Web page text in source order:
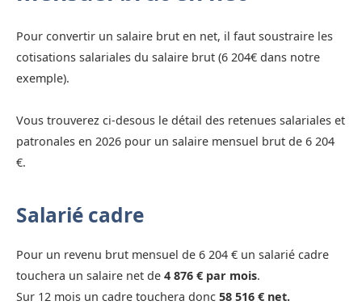
Pour convertir un salaire brut en net, il faut soustraire les
cotisations salariales du salaire brut (6 204€ dans notre
exemple).
Vous trouverez ci-desous le détail des retenues salariales et
patronales en 2026 pour un salaire mensuel brut de 6 204
€.
Salarié cadre
Pour un revenu brut mensuel de 6 204 € un salarié cadre
touchera un salaire net de 4 876 € par mois.
Sur 12 mois un cadre touchera donc 58 516 € net.